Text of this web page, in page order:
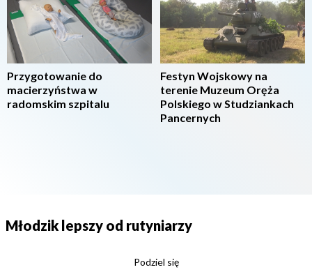
Przygotowanie do
macierzyństwa w
radomskim szpitalu
Festyn Wojskowy na
terenie Muzeum Oręża
Polskiego w Studziankach
Pancernych
Młodzik lepszy od rutyniarzy
Podziel się